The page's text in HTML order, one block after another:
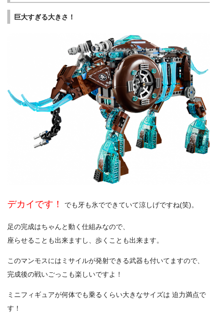
巨大すぎる大きさ！
デカイです！ でも牙も氷でできていて涼しげですね(笑)。
足の完成はちゃんと動く仕組みなので、
座らせることも出来ますし、歩くことも出来ます。
このマンモスにはミサイルが発射できる武器も付いてますので、
完成後の戦いごっこも楽しいですよ！
ミニフィギュアが何体でも乗るくらい大きなサイズは 迫力満点で
す！